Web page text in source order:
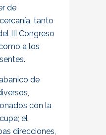
de
tanto
III Congreso
a los
de
con la
el
direcciones,